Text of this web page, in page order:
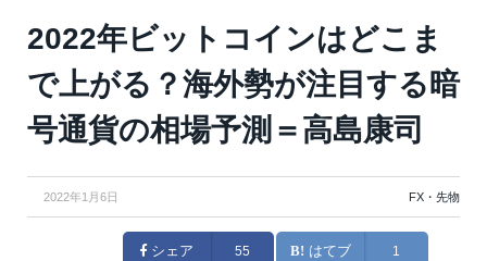
2022年ビットコインはどこま
で上がる？海外勢が注目する暗
号通貨の相場予測＝高島康司
2022年1月6日 FX・先物
シェア 55 はてブ 1